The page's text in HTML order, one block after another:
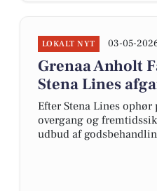
LOKALT NYT 03-05-
Grenaa Anholt
Stena Lines
Efter Stena Lines
overgang og
udbud af